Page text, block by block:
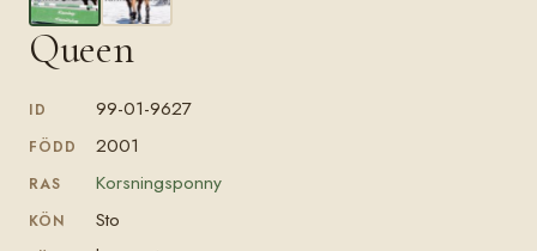
Queen
ID 99-01-9627
FÖDD 2001
RAS Korsningsponny
KÖN Sto